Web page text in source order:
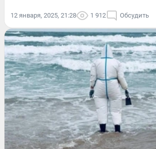
12 января, 2025, 21:28 1 912 Обсудить